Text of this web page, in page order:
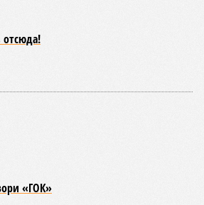
отсюда!
«ГОК»